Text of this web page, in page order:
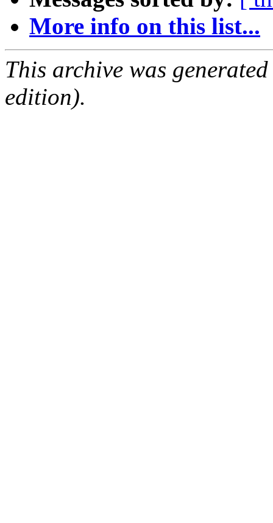
More info on this list...
This archive was
edition).